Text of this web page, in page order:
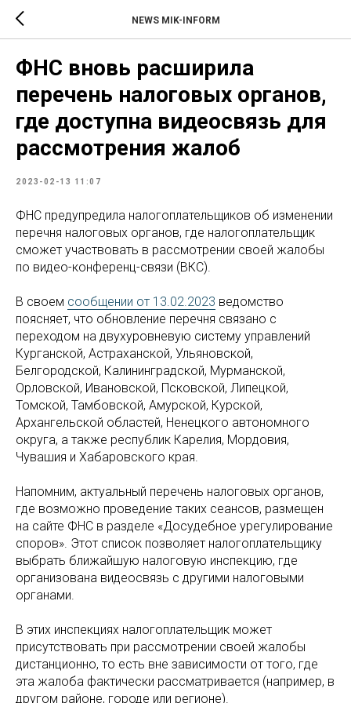
NEWS MIK-INFORM
ФНС вновь расширила
перечень налоговых органов,
где доступна видеосвязь для
рассмотрения жалоб
2023-02-13 11:07
ФНС предупредила налогоплательщиков об изменении
перечня налоговых органов, где налогоплательщик
сможет участвовать в рассмотрении своей жалобы
по видео-конференц-связи (ВКС).
В своем сообщении от 13.02.2023 ведомство
поясняет, что обновление перечня связано с
переходом на двухуровневую систему управлений
Курганской, Астраханской, Ульяновской,
Белгородской, Калининградской, Мурманской,
Орловской, Ивановской, Псковской, Липецкой,
Томской, Тамбовской, Амурской, Курской,
Архангельской областей, Ненецкого автономного
округа, а также республик Карелия, Мордовия,
Чувашия и Хабаровского края.
Напомним, актуальный перечень налоговых органов,
где возможно проведение таких сеансов, размещен
на сайте ФНС в разделе «Досудебное урегулирование
споров». Этот список позволяет налогоплательщику
выбрать ближайшую налоговую инспекцию, где
организована видеосвязь с другими налоговыми
органами.
В этих инспекциях налогоплательщик может
присутствовать при рассмотрении своей жалобы
дистанционно, то есть вне зависимости от того, где
эта жалоба фактически рассматривается (например, в
другом районе, городе или регионе).